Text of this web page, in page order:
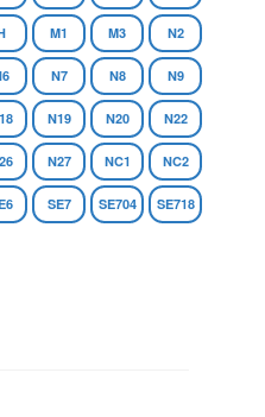
M1 M3 N2
N7 N8 N9
N19 N20 N22
N27 NC1 NC2
SE7 SE704 SE718